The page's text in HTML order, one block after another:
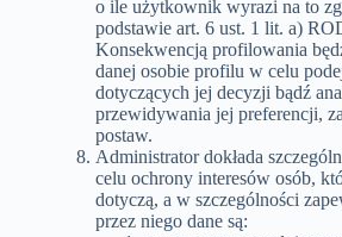
o ile użytkownik wyrazi na to
podstawie art. 6 ust. 1 lit. a)
Konsekwencją profilowania
danej osobie profilu w celu
dotyczących jej decyzji bądź
przewidywania jej preferencji,
postaw.
Administrator dokłada
celu ochrony interesów osób,
dotyczą, a w szczególności
przez niego dane są: